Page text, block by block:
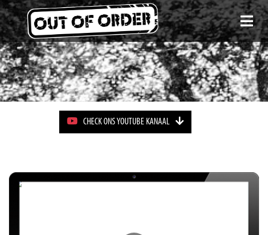
CHECK ONS YOUTUBE KANAAL